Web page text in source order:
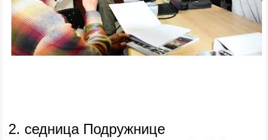
2. седница Подружнице